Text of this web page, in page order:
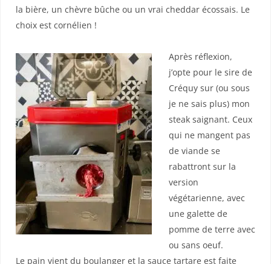
la bière, un chèvre bûche ou un vrai cheddar écossais. Le
choix est cornélien !
Après réflexion,
j’opte pour le sire de
Créquy sur (ou sous
je ne sais plus) mon
steak saignant. Ceux
qui ne mangent pas
de viande se
rabattront sur la
version
végétarienne, avec
une galette de
pomme de terre avec
ou sans oeuf.
Le pain vient du boulanger et la sauce tartare est faite